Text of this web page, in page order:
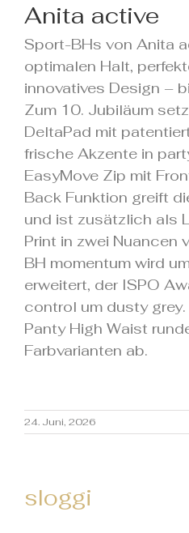
Anita active
Sport-BHs von Anita
optimalen Halt,
innovatives Design –
Zum 10. Jubiläum
DeltaPad mit
frische Akzente in
EasyMove Zip mit
Back Funktion greift
und ist zusätzlich als
Print in zwei Nuancen
BH momentum wird
erweitert, der ISPO
control um dusty
Panty High Waist
Farbvarianten ab.
24. Juni, 2026
sloggi